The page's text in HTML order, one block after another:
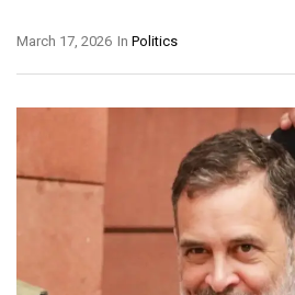
In Politics
March 17, 2026